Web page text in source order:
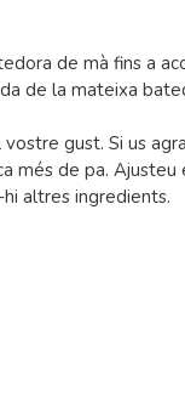
de mà fins a
de la mateixa
gust. Si us
més de pa.
altres ingredients.